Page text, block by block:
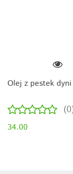
Olej z pestek
34.00